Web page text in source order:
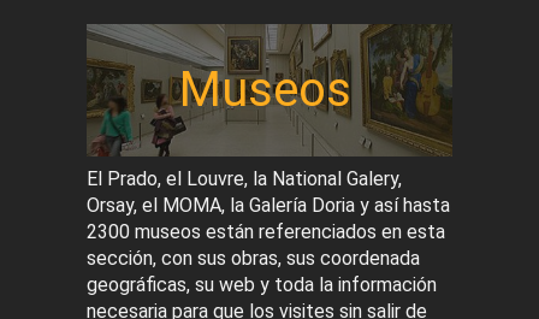
Museos
El Prado, el Louvre, la National Galery,
Orsay, el MOMA, la Galería Doria y así hasta
2300 museos están referenciados en esta
sección, con sus obras, sus coordenada
geográficas, su web y toda la información
necesaria para que los visites sin salir de